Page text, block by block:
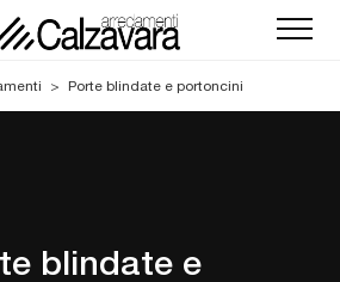
> Porte blindate e portoncini
blindate e